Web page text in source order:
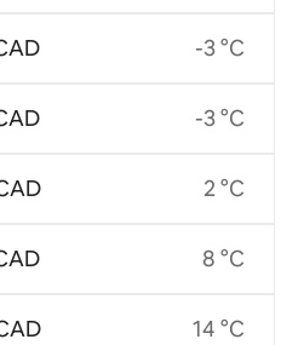
-3 °C
-3 °C
2 °C
8 °C
14 °C